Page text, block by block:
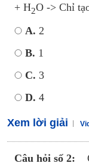
+ H2O -> Chỉ
A. 2
B. 1
C. 3
D. 4
Xem lời giải
Câu hỏi số 2: